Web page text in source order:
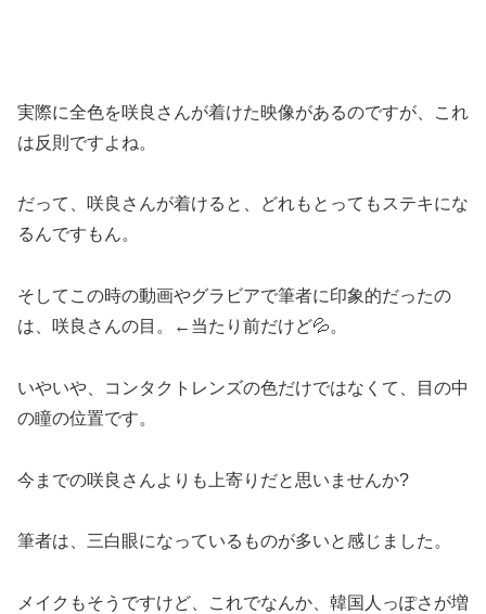
実際に全色を咲良さんが着けた映像があるのですが、これ
は反則ですよね。
だって、咲良さんが着けると、どれもとってもステキにな
るんですもん。
そしてこの時の動画やグラビアで筆者に印象的だったの
は、咲良さんの目。←当たり前だけど💦。
いやいや、コンタクトレンズの色だけではなくて、目の中
の瞳の位置です。
今までの咲良さんよりも上寄りだと思いませんか?
筆者は、三白眼になっているものが多いと感じました。
メイクもそうですけど、これでなんか、韓国人っぽさが増